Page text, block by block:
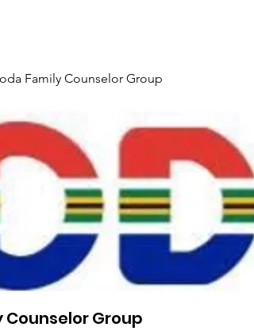
Family Counselor Group
Counselor Group